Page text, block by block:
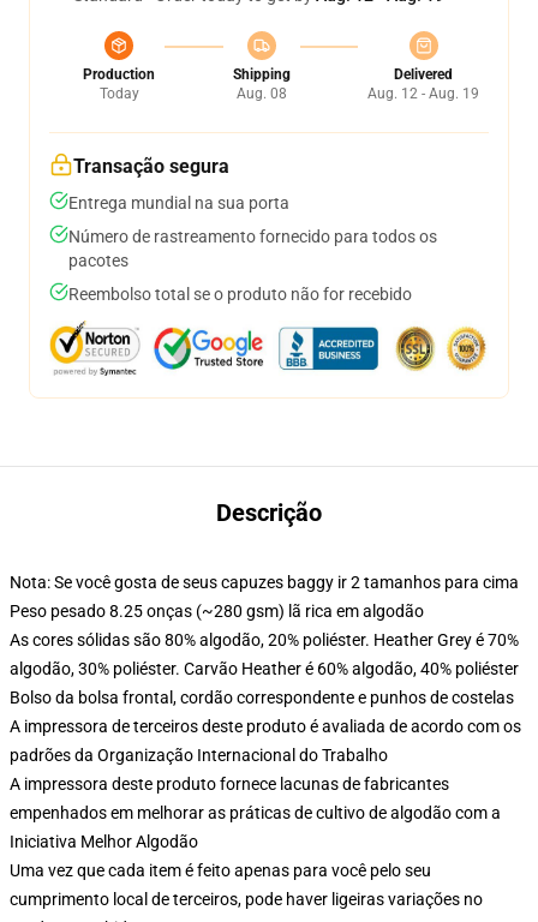
Production
Today
Shipping
Aug. 08
Delivered
Aug. 12 - Aug. 19
Transação segura
Entrega mundial na sua porta
Número de rastreamento fornecido para todos os
pacotes
Reembolso total se o produto não for recebido
Descrição
Nota: Se você gosta de seus capuzes baggy ir 2 tamanhos para cima
Peso pesado 8.25 onças (~280 gsm) lã rica em algodão
As cores sólidas são 80% algodão, 20% poliéster. Heather Grey é 70%
algodão, 30% poliéster. Carvão Heather é 60% algodão, 40% poliéster
Bolso da bolsa frontal, cordão correspondente e punhos de costelas
A impressora de terceiros deste produto é avaliada de acordo com os
padrões da Organização Internacional do Trabalho
A impressora deste produto fornece lacunas de fabricantes
empenhados em melhorar as práticas de cultivo de algodão com a
Iniciativa Melhor Algodão
Uma vez que cada item é feito apenas para você pelo seu
cumprimento local de terceiros, pode haver ligeiras variações no